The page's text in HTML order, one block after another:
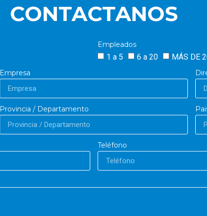
CONTACTANOS
Empleados
1 a 5 6 a 20 MÁS DE
Empresa
Provincia / Departamento
Teléfono